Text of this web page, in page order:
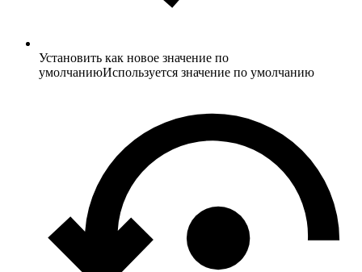
Установить как новое значение по
умолчаниюИспользуется значение по умолчанию